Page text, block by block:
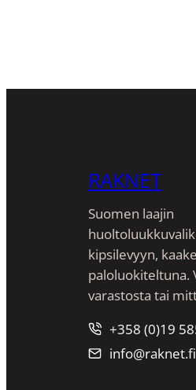
RAKNET
Suomen laajin
kipsilevyyn,
paloluokiteltuna.
varastosta tai
+358 (0)19
info@raknet.fi